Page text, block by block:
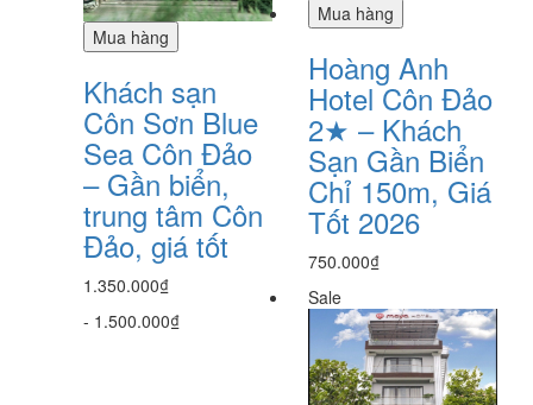
Mua hàng
Khách sạn
Côn Sơn Blue
Sea Côn Đảo
– Gần biển,
trung tâm Côn
Đảo, giá tốt
1.350.000₫
- 1.500.000₫
Mua hàng
Hoàng Anh
Hotel Côn Đảo
2★ – Khách
Sạn Gần Biển
Chỉ 150m, Giá
Tốt 2026
750.000₫
Sale